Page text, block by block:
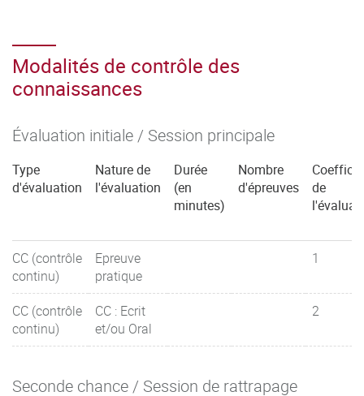
Modalités de contrôle des
connaissances
Évaluation initiale / Session principale
Type
d'évaluation
Nature de
l'évaluation
Durée
(en
minutes)
Nombre
d'épreuves
de
CC (contrôle
continu)
Epreuve
pratique
1
CC (contrôle
continu)
CC : Ecrit
et/ou Oral
2
Seconde chance / Session de rattrapage